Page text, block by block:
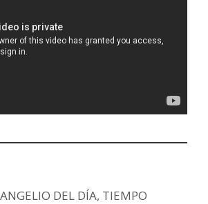
DEL DÍA, TIEMPO